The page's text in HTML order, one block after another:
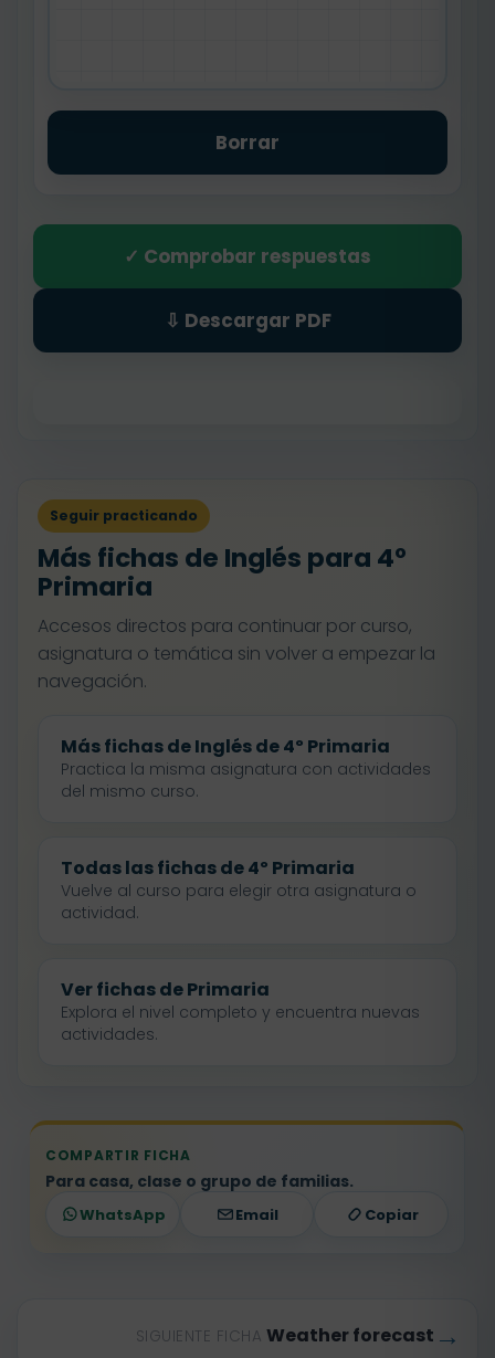
Borrar
✓ Comprobar respuestas
⇩ Descargar PDF
Seguir practicando
Más fichas de Inglés para 4º
Primaria
Accesos directos para continuar por curso,
asignatura o temática sin volver a empezar la
navegación.
Más fichas de Inglés de 4º Primaria
Practica la misma asignatura con actividades
del mismo curso.
Todas las fichas de 4º Primaria
Vuelve al curso para elegir otra asignatura o
actividad.
Ver fichas de Primaria
Explora el nivel completo y encuentra nuevas
actividades.
COMPARTIR FICHA
Para casa, clase o grupo de familias.
WhatsApp Email Copiar
SIGUIENTE FICHA Weather forecast →